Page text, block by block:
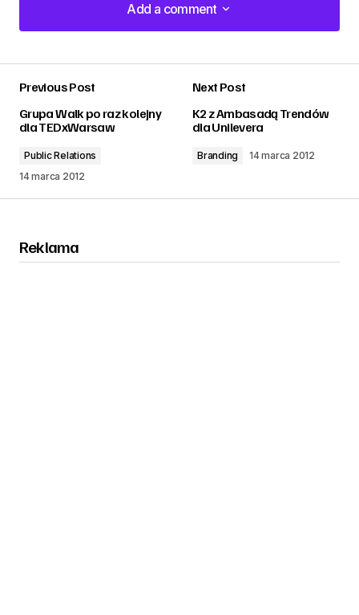
Add a comment
Add a comment
Previous Post
Grupa Walk po raz kolejny
dla TEDxWarsaw
Public Relations
14 marca 2012
Next Post
K2 z Ambasadą Trendów
dla Unilevera
Branding 14 marca 2012
Reklama